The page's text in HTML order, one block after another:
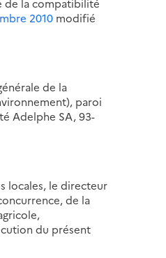
2010 modifié
de la
paroi
Adelphe SA, 93-
locales, le directeur
de la
du présent